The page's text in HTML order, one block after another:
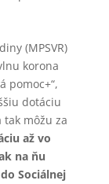
(MPSVR)
korona
pomoc+“,
dotáciu
môžu za
až vo
na ňu
Sociálnej